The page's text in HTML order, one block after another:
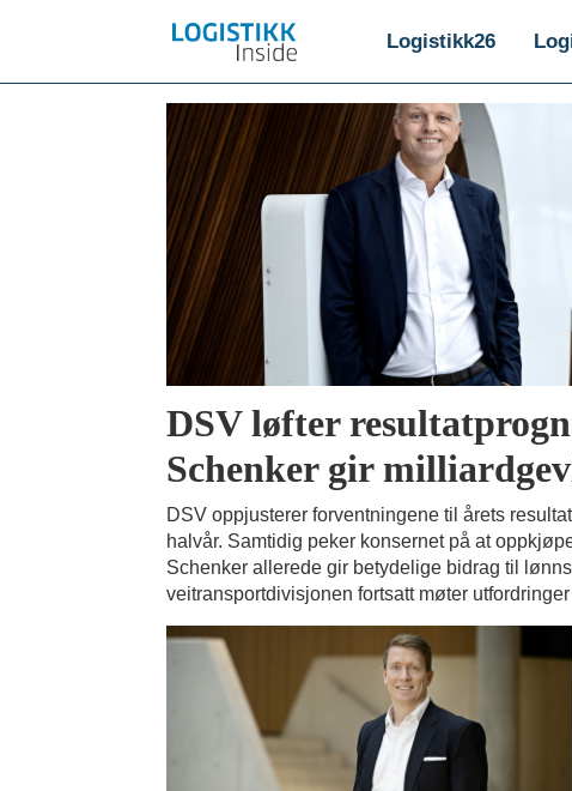
Logistikk26
DSV løfter
Schenker gir
DSV oppjusterer forventningene til årets
halvår. Samtidig peker konsernet på at
Schenker allerede gir betydelige bidrag til
veitransportdivisjonen fortsatt møter